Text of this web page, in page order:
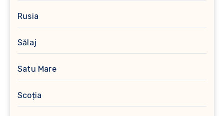
Rusia
Sălaj
Satu Mare
Scoția